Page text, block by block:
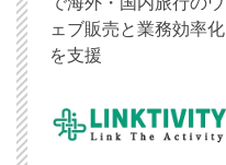
ェブ販売と業務効率化
を支援